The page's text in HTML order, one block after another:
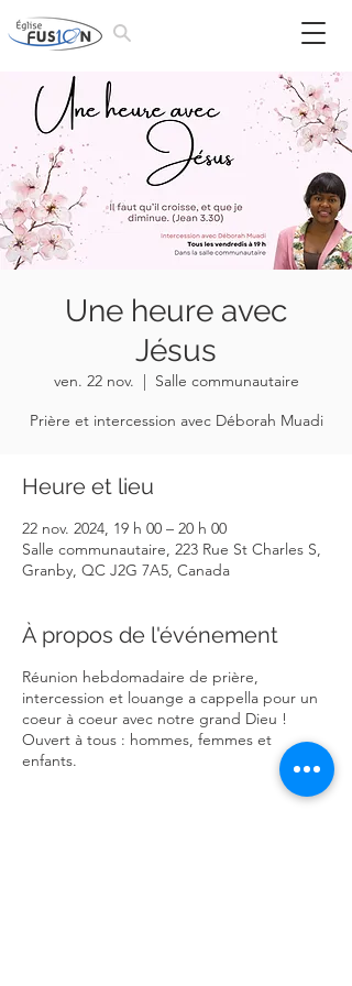
Une heure avec
Jésus
ven. 22 nov.
  |
Salle communautaire
Prière et intercession avec Déborah Muadi
Heure et lieu
22 nov. 2024, 19 h 00 – 20 h 00
Salle communautaire, 223 Rue St Charles S,
Granby, QC J2G 7A5, Canada
À propos de l'événement
Réunion hebdomadaire de prière,
intercession et louange a cappella pour un
coeur à coeur avec notre grand Dieu !
Ouvert à tous : hommes, femmes et
enfants.